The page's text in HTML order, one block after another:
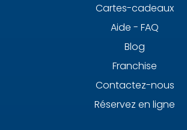
Cartes-cadeaux
Aide - FAQ
Blog
Franchise
Contactez-nous
Réservez en ligne